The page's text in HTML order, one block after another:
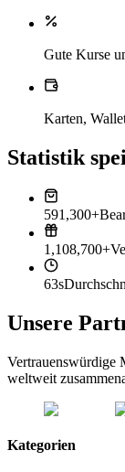
Gute Kurse
Karten,
Statistik
591,300+
1,108,700+
63s
Unsere
Vertrauenswürdige
weltweit
Kategorien